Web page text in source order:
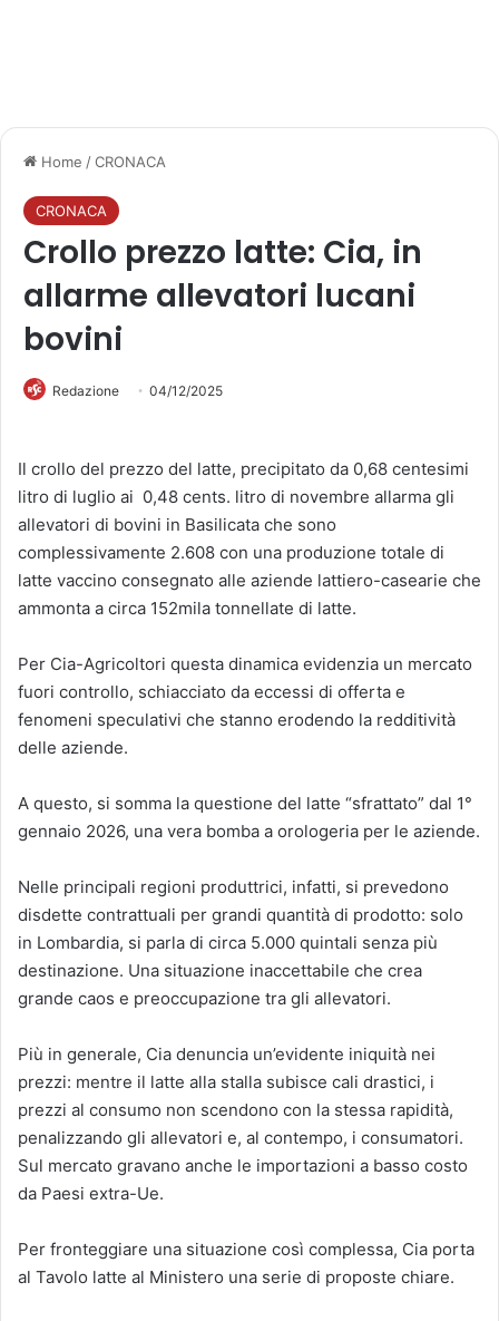
Home /CRONACA
CRONACA
Crollo prezzo latte: Cia, in
allarme allevatori lucani
bovini
Redazione 04/12/2025
Il crollo del prezzo del latte, precipitato da 0,68 centesimi
litro di luglio ai 0,48 cents. litro di novembre allarma gli
allevatori di bovini in Basilicata che sono
complessivamente 2.608 con una produzione totale di
latte vaccino consegnato alle aziende lattiero-casearie che
ammonta a circa 152mila tonnellate di latte.
Per Cia-Agricoltori questa dinamica evidenzia un mercato
fuori controllo, schiacciato da eccessi di offerta e
fenomeni speculativi che stanno erodendo la redditività
delle aziende.
A questo, si somma la questione del latte “sfrattato” dal 1°
gennaio 2026, una vera bomba a orologeria per le aziende.
Nelle principali regioni produttrici, infatti, si prevedono
disdette contrattuali per grandi quantità di prodotto: solo
in Lombardia, si parla di circa 5.000 quintali senza più
destinazione. Una situazione inaccettabile che crea
grande caos e preoccupazione tra gli allevatori.
Più in generale, Cia denuncia un’evidente iniquità nei
prezzi: mentre il latte alla stalla subisce cali drastici, i
prezzi al consumo non scendono con la stessa rapidità,
penalizzando gli allevatori e, al contempo, i consumatori.
Sul mercato gravano anche le importazioni a basso costo
da Paesi extra-Ue.
Per fronteggiare una situazione così complessa, Cia porta
al Tavolo latte al Ministero una serie di proposte chiare.